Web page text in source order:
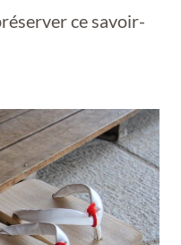
ce savoir-